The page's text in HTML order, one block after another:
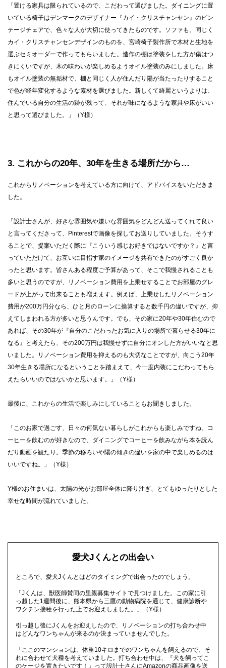
「置ける家具は限られているので、こだわって選びました。ダイニングに置
いている椅子はデンマークのデザイナー『カイ・クリスチャンセン』のビン
テージチェアで、色々な人が大切に使ってきたものです。ソファも、同じく
カイ・クリスチャンセンデザインのものを、宮崎椅子製作所で木材と生地を
選ぶセミオーダーで作ってもらいました。造作の棚は塗装をした方が傷はつ
きにくいですが、木の味わいが楽しめるようオイル塗装のみにしました。床
もオイル塗装の無垢材で、棚と同じく人が住んだり陽が当たったりすること
で色が経年変化するような素材を選びました。新しくて綺麗というよりは、
住んでいる自分の生活の跡が残って、それが味になるような家具や床がいい
と思って選びました。」（Y様）
3 これからの20年、30年を生きる場所だから…
これからリノベーションを考えている方に向けて、アドバイスをいただきま
した。
「設計士さんが、好きな雰囲気や嫌いな雰囲気をどんどん送ってくれて良い
と言ってくださって、Pinterestで画像を探してお送りしていました。そうす
ることで、提案いただく際に『こういう感じお好きではないですか？』と言
っていただけて、お互いに目指す家のイメージを共有できたのがすごく良か
ったと思います。皆さんある程度ご予算があって、そこで我慢されることも
多いと思うのですが、リノベーション費用を上乗せすることでお部屋のグレ
ードが上がって出来ることも増えます。例えば、上乗せしたリノベーション
費用が200万円分なら、ひと月のローンに換算すると数千円の違いですが、抑
えてしまわれる方が多いと思うんです。でも、その家に20年や30年住むので
あれば、その30年が『自分のこだわったお気に入りの場所で暮らせる30年に
なる』と考えたら、その200万円は我慢せずに自分にオンした方がいいなと思
いました。リノベーション費用を抑えるのも大切なことですが、向こう20年
30年生きる場所になるということを踏まえて、今一度内装にこだわってもら
えたらいいのではないかと思います。」（Y様）
最後に、これからの生活で楽しみにしていることもお聞きしました。
「このお家で過ごす、日々の何気ない暮らしがこれからも楽しみですね。コ
ーヒーを飲むのが好きなので、ダイニングでコーヒーを飲みながら本を読ん
だり動画を観たり。季節の移ろいや陽の傾きの違いを家の中で楽しめるのは
いいですね。」（Y様）
Y様のお住まいは、太陽の光がお部屋全体に降り注ぎ、とてもゆったりとした
幸せな時間が流れていました。
愛犬Jくんとの出会い
ところで、愛犬Jくんとはどのタイミングで出会ったのでしょう。
「Jくんは、獣医師賛同の里親募集サイトで見つけました。この家に引
っ越した1週間後に、熊本県から三鷹の動物病院を通じて、健康診断や
ワクチン接種を行った上でお迎えしました。」（Y様）
引っ越し後にJくんをお迎えしたので、リノベーションの打ち合わせ中
はどんなワンちゃんが来るのか決まっていませんでした。
「ここのマンションは、体重10キロまでのワンちゃんを飼えるので、そ
れに合わせて犬種を考えていました。打ち合わせ中は、『犬を飼ってこ
のケージを置きたいです！』って設計士さんにAmazonの商品画像を送